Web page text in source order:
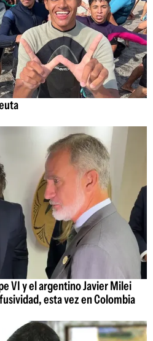
VI y el argentino Javier Milei
esta vez en Colombia